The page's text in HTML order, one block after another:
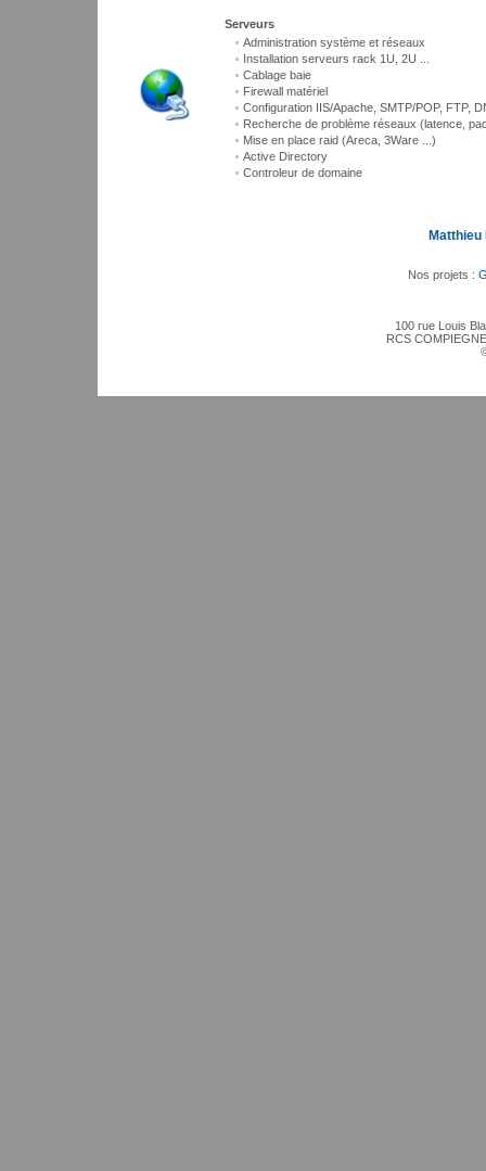
Serveurs
Administration système et réseaux
Installation serveurs rack 1U, 2U ...
Cablage baie
Firewall matériel
Configuration IIS/Apache, SMTP/POP, FTP,
Recherche de problème réseaux (latence,
Mise en place raid (Areca, 3Ware ...)
Active Directory
Controleur de domaine
Matthieu
Nos projets :
100 rue Louis
RCS